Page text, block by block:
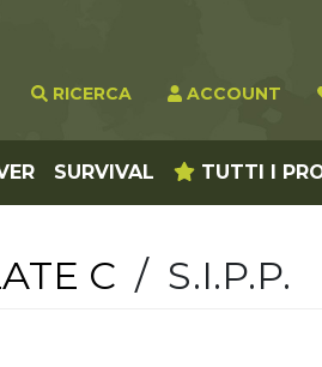
RICERCA ACCOUNT
SURVIVAL TUTTI I
C / S.I.P.P.